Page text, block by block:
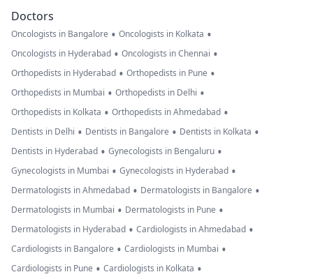
Doctors
Oncologists in Bangalore • Oncologists in Kolkata •
Oncologists in Hyderabad • Oncologists in Chennai •
Orthopedists in Hyderabad • Orthopedists in Pune •
Orthopedists in Mumbai • Orthopedists in Delhi •
Orthopedists in Kolkata • Orthopedists in Ahmedabad •
Dentists in Delhi • Dentists in Bangalore • Dentists in Kolkata •
Dentists in Hyderabad • Gynecologists in Bengaluru •
Gynecologists in Mumbai • Gynecologists in Hyderabad •
Dermatologists in Ahmedabad • Dermatologists in Bangalore •
Dermatologists in Mumbai • Dermatologists in Pune •
Dermatologists in Hyderabad • Cardiologists in Ahmedabad •
Cardiologists in Bangalore • Cardiologists in Mumbai •
Cardiologists in Pune • Cardiologists in Kolkata •